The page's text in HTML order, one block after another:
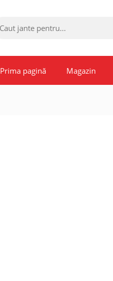
Prima pagină Magazin